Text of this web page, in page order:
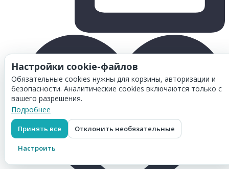
Настройки cookie-файлов
Обязательные cookies нужны для корзины, авторизации и
безопасности. Аналитические cookies включаются только с
вашего разрешения.
Подробнее
Принять все Отклонить необязательные
Настроить